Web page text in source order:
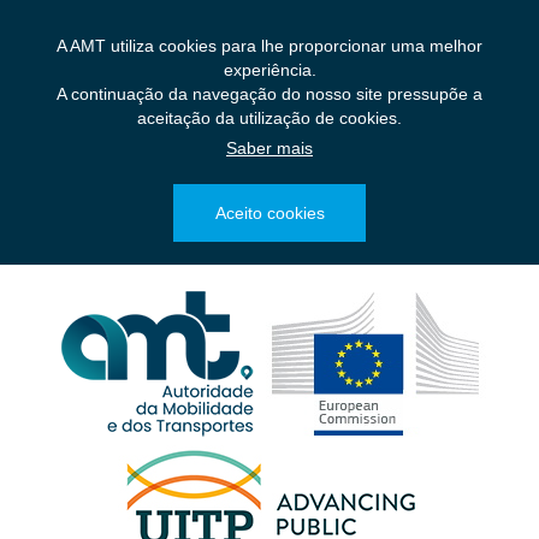
A AMT utiliza cookies para lhe proporcionar uma melhor
experiência.
A continuação da navegação do nosso site pressupõe a
aceitação da utilização de cookies.
Saber mais
Aceito cookies